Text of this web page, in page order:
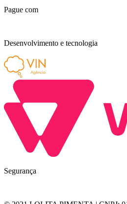
Pague com
Desenvolvimento e tecnologia
Segurança